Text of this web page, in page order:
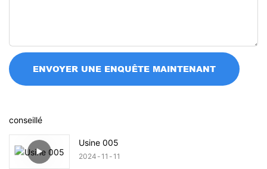
ENVOYER UNE ENQUÊTE MAINTENANT
conseillé
Usine 005
2024 11 11